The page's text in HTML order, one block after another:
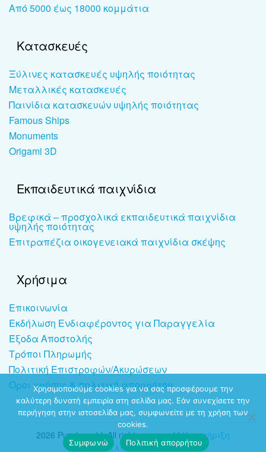
Από 5000 έως 18000 κομμάτια
Κατασκευές
Ξύλινες κατασκευές υψηλής ποιότητας
Μεταλλικές κατασκευές
Παινίδια κατασκευών υψηλής ποιότητας
Famous Ships
Monuments
Origami 3D
Εκπαιδευτικά παιχνίδια
Βρεφικά – προσχολικά εκπαιδευτικά παιχνίδια
υψηλής ποιότητας
Επιτραπέζια οικογενειακά παιχνίδια σκέψης
Χρήσιμα
Επικοινωνία
Εκδήλωση Ενδιαφέροντος για Παραγγελία
Έξοδα Αποστολής
Τρόποι Πληρωμής
Πολιτική Επιστροφών/Ακυρώσεων
Όροι χρήσης & πολιτική απορρήτου
2026 Puzzleworld. All rights reserved |Υποστήριξη
ιστοσελίδων-dezitech.
Χρησιμοποιούμε cookies για να σας προσφέρουμε την
καλύτερη δυνατή εμπειρία στη σελίδα μας. Εάν συνεχίσετε την
περιήγηση στην ιστοσελίδα μας, συμφωνείτε με τη χρήση των
cookies.
Συμφωνώ
Πολιτική απορρήτου